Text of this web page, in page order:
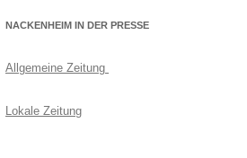
NACKENHEIM IN DER PRESSE
Allgemeine Zeitung
Lokale Zeitung